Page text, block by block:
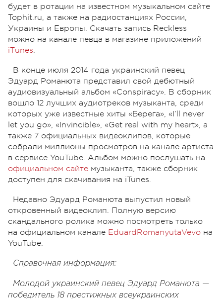
будет в ротации на известном музыкальном сайте
Tophit.ru, а также на радиостанциях России,
Украины и Европы. Скачать запись Reckless
можно на канале певца в магазине приложений
iТunes.
В конце июля 2014 года украинский певец
Эдуард Романюта представил свой дебютный
аудиовизуальный альбом «Conspiracy». В сборник
вошло 12 лучших аудиотреков музыканта, среди
которых уже известные хиты «Берега», «I’ll never
let you go», «Invincible», «Get real with my heart», а
также 7 официальных видеоклипов, которые
собрали миллионы просмотров на канале артиста
в сервисе YouTube. Альбом можно послушать на
официальном сайте музыканта, также сборник
доступен для скачивания на iTunes.
Недавно Эдуард Романюта выпустил новый
откровенный видеоклип. Полную версию
скандального ролика можно посмотреть только
на официальном канале EduardRomanyutaVevo на
YouTube.
Справочная информация:
Молодой украинский певец Эдуард Романюта —
победитель 18 престижных всеукраинских